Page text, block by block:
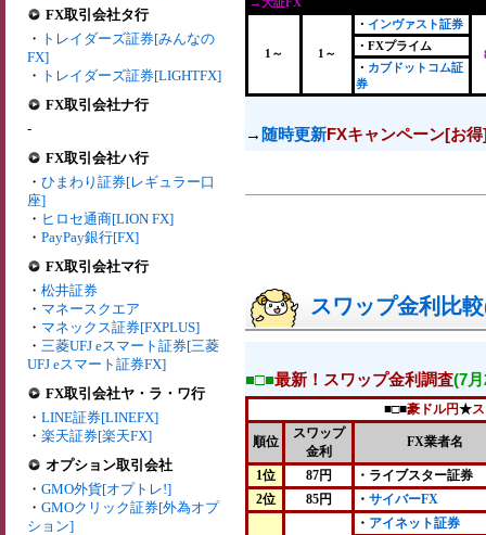
FX取引会社タ行
・ トレイダーズ証券[みんなの
FX]
・ トレイダーズ証券[LIGHTFX]
FX取引会社ナ行
-
FX取引会社ハ行
・ ひまわり証券[レギュラー口
座]
・ ヒロセ通商[LION FX]
・ PayPay銀行[FX]
FX取引会社マ行
・ 松井証券
・ マネースクエア
・ マネックス証券[FXPLUS]
・ 三菱UFJ eスマート証券[三菱
UFJ eスマート証券FX]
FX取引会社ヤ・ラ・ワ行
・ LINE証券[LINEFX]
・ 楽天証券[楽天FX]
オプション取引会社
・ GMO外貨[オプトレ!]
・ GMOクリック証券[外為オプ
ション]
1～ 1～
・ インヴァスト証券
・FXプライム
・ カブドットコム証
券
→ 随時更新FXキャンペーン[お
スワップ金利比
■□■最新！スワップ金利調査(7
■□■豪ドル円★
順位
スワップ
金利
FX業者名
1位 87円
・ライブスター証券
2位
85円 ・ サイバーFX
・ アイネット証券